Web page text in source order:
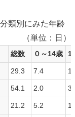
類別にみた年齢
（単位：日）
総数 ０～14歳
29.3 7.4
54.1 2.0
21.2 5.2